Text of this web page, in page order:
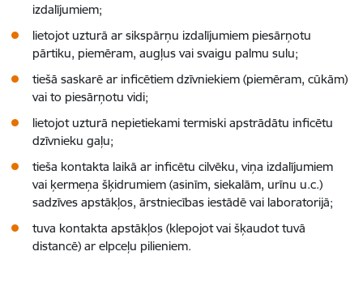
izdalījumiem;
lietojot uzturā ar sikspārņu izdalījumiem piesārņotu
pārtiku, piemēram, augļus vai svaigu palmu sulu;
tiešā saskarē ar inficētiem dzīvniekiem (piemēram, cūkām)
vai to piesārņotu vidi;
lietojot uzturā nepietiekami termiski apstrādātu inficētu
dzīvnieku gaļu;
tieša kontakta laikā ar inficētu cilvēku, viņa izdalījumiem
vai ķermeņa šķidrumiem (asinīm, siekalām, urīnu u.c.)
sadzīves apstākļos, ārstniecības iestādē vai laboratorijā;
tuva kontakta apstākļos (klepojot vai šķaudot tuvā
distancē) ar elpceļu pilieniem.